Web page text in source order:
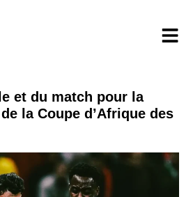
et du match pour la
la Coupe d’Afrique des